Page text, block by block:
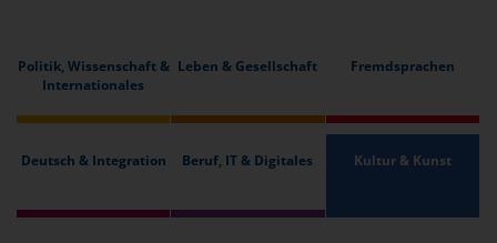
Politik, Wissenschaft &
Internationales
Leben & Gesellschaft Fremdsprachen
Deutsch & Integration Beruf, IT & Digitales Kultur & Kunst